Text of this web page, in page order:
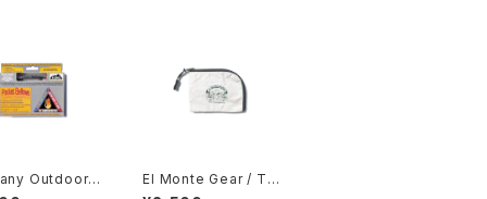
Outdoor G
Bellow
El Monte Gear / Tyv
ek Coin Case